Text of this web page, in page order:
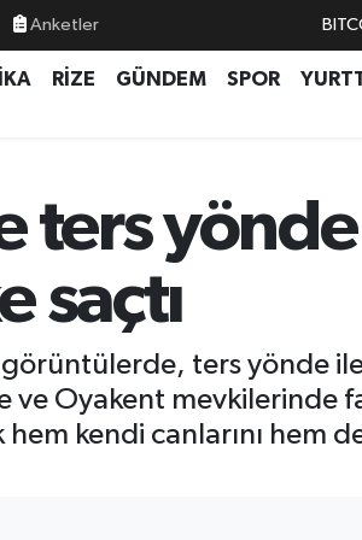
Anketler
GRAM
RİZE GÜNDEM SPOR
ters
saçtı
görüntülerde, ters yönde
ve Oyakent mevkilerinde
kendi canlarını hem